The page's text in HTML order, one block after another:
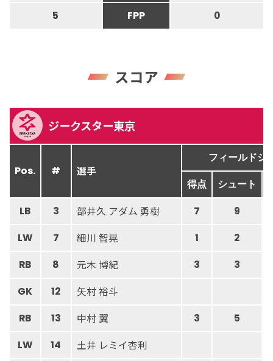
5 FPP 0
スコア
ジークスター東京
Pos. # 選手
フィールドシ
得点 シュート
LB 3 部井久 アダム 勇樹 7 9
LW 7 細川 智晃 1 2
RB 8 元木 博紀 3 3
GK 12 矢村 裕斗
RB 13 中村 翼 3 5
LW 14 土井 レミイ杏利